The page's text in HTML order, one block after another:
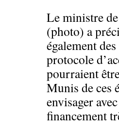
Le ministre
(photo) a
également
protocole
pourraient
Munis de ces
envisager
financement